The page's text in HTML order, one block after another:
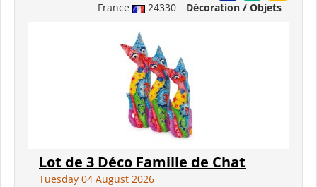
France 24330 Décoration / Objets
Lot de 3 Déco Famille de Chat
Tuesday 04 August 2026